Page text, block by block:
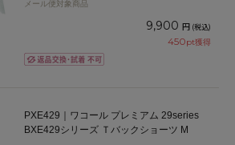
メール便対象商品
9,900 円 (税込)
450pt獲得
PXE429｜ワコール プレミアム 29series
BXE429シリーズ Ｔバックショーツ M